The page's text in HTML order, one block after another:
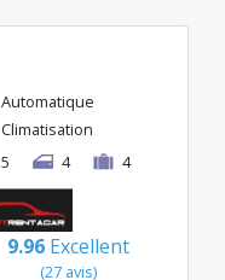
Automatique
Climatisation
5
4 4
9.96 Excellent
(27 avis)